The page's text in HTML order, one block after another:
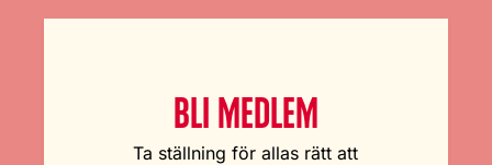
BLI MEDLEM
Ta ställning för allas rätt att